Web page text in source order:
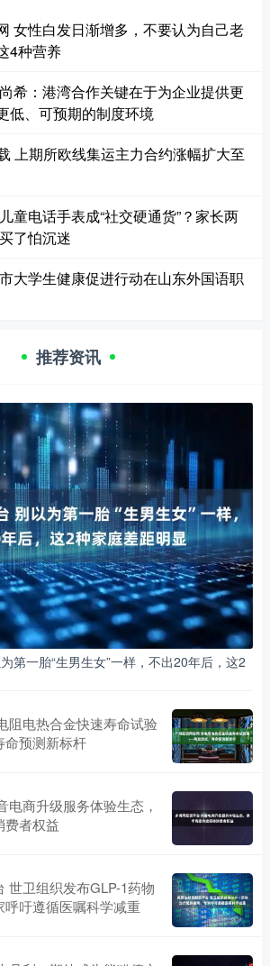
女性白发日渐增多，不要认为自己老
4种营养
希：港湾合作关键在于为企业提供更
低、可预期的制度环境
上期所欧线集运主力合约涨幅扩大至
童电话手表成“社交硬通货”？家长两
了怕沉迷
大学生健康促进行动在山东外国语职
推荐资讯
第一胎“生男生女”一样，不出20年后，这2
阻电热合金快速寿命试验
预测新标杆
电商升级服务体验生态，
费者权益
世卫组织发布GLP-1药物
吁遵循医嘱科学减重